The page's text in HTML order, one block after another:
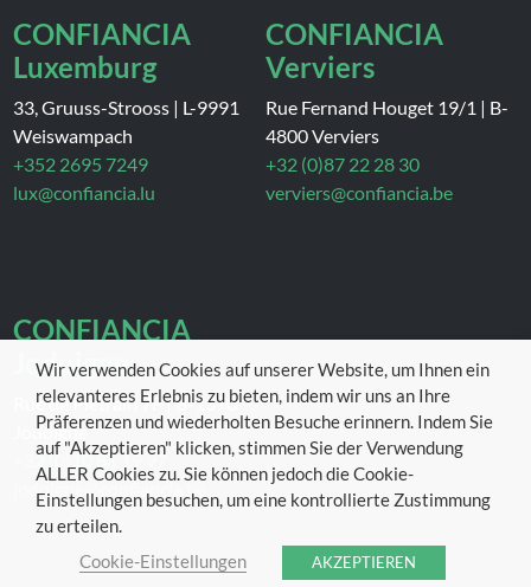
CONFIANCIA
Luxemburg
33, Gruuss-Strooss | L-9991
Weiswampach
+352 2695 7249
lux@confiancia.lu
CONFIANCIA
Verviers
Rue Fernand Houget 19/1 | B-
4800 Verviers
+32 (0)87 22 28 30
verviers@confiancia.be
CONFIANCIA
Jodoigne
Rue de Piétrain 7F|B-1370
Jodoigne
+32 (0)10 81 19 97
jodoigne@confiancia.be
Wir verwenden Cookies auf unserer Website, um Ihnen ein
relevanteres Erlebnis zu bieten, indem wir uns an Ihre
Präferenzen und wiederholten Besuche erinnern. Indem Sie
auf "Akzeptieren" klicken, stimmen Sie der Verwendung
ALLER Cookies zu. Sie können jedoch die Cookie-
Einstellungen besuchen, um eine kontrollierte Zustimmung
zu erteilen.
Cookie-Einstellungen
AKZEPTIEREN